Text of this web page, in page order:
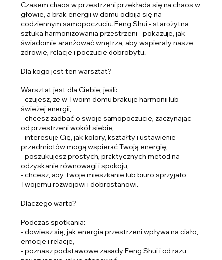
Czasem chaos w przestrzeni przekłada się na chaos w
głowie, a brak energii w domu odbija się na
codziennym samopoczuciu. Feng Shui - starożytna
sztuka harmonizowania przestrzeni - pokazuje, jak
świadomie aranżować wnętrza, aby wspierały nasze
zdrowie, relacje i poczucie dobrobytu.
Dla kogo jest ten warsztat?
Warsztat jest dla Ciebie, jeśli:
- czujesz, że w Twoim domu brakuje harmonii lub
świeżej energii,
- chcesz zadbać o swoje samopoczucie, zaczynając
od przestrzeni wokół siebie,
- interesuje Cię, jak kolory, kształty i ustawienie
przedmiotów mogą wspierać Twoją energię,
- poszukujesz prostych, praktycznych metod na
odzyskanie równowagi i spokoju,
- chcesz, aby Twoje mieszkanie lub biuro sprzyjało
Twojemu rozwojowi i dobrostanowi.
Dlaczego warto?
Podczas spotkania:
- dowiesz się, jak energia przestrzeni wpływa na ciało,
emocje i relacje,
- poznasz podstawowe zasady Feng Shui i od razu